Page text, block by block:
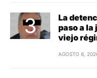
La
paso a
viejo
AGOSTO 6,